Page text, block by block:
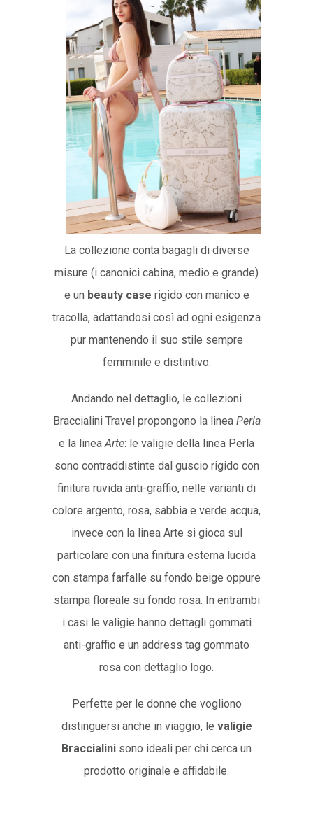
La collezione conta bagagli di diverse
misure (i canonici cabina, medio e grande)
e un beauty case rigido con manico e
tracolla, adattandosi così ad ogni esigenza
pur mantenendo il suo stile sempre
femminile e distintivo.
Andando nel dettaglio, le collezioni
Braccialini Travel propongono la linea Perla
e la lineaArte: le valigie della linea Perla
sono contraddistinte dal guscio rigido con
finitura ruvida anti-graffio, nelle varianti di
colore argento, rosa, sabbia e verde acqua,
invece con la linea Arte si gioca sul
particolare con una finitura esterna lucida
con stampa farfalle su fondo beige oppure
stampa floreale su fondo rosa. In entrambi
i casi le valigie hanno dettagli gommati
anti-graffio e un address tag gommato
rosa con dettaglio logo.
Perfette per le donne che vogliono
distinguersi anche in viaggio, le valigie
Braccialini sono ideali per chi cerca un
prodotto originale e affidabile.